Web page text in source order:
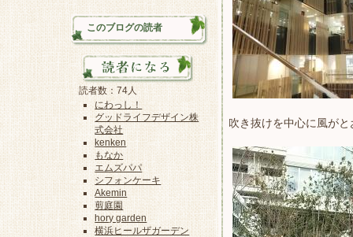
吹き抜けを中心に風が
このブログの読者
読者数：74人
にわっし！
グッドライフデザイン株
式会社
kenken
もなか
エムズパパ
シフォンケーキ
Akemin
剪庭園
hory garden
横浜ヒールザガーデン